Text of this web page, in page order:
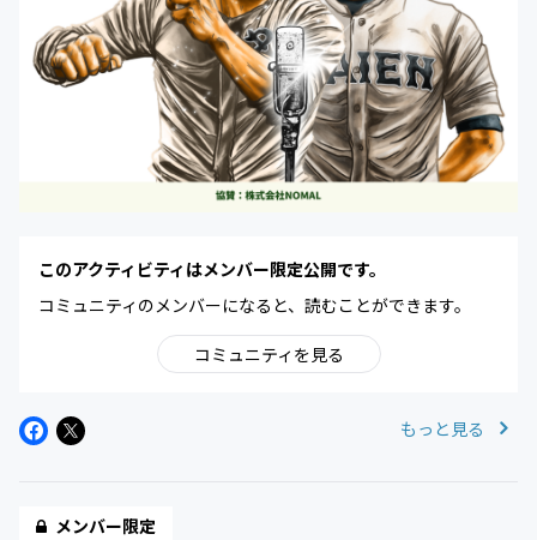
このアクティビティはメンバー限定公開です。
コミュニティのメンバーになると、読むことができます。
コミュニティを見る
もっと見る
メンバー限定